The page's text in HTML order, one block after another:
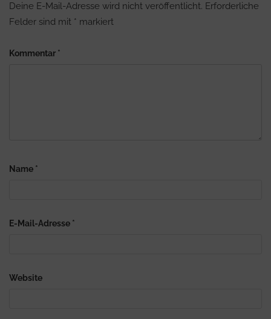
Deine E-Mail-Adresse wird nicht veröffentlicht. Erforderliche
Felder sind mit * markiert
Kommentar *
Name *
E-Mail-Adresse *
Website